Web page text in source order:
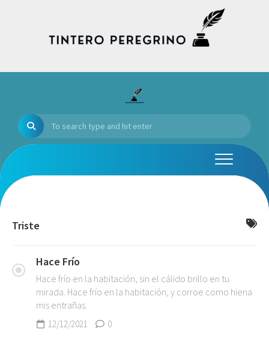
Triste
Hace Frío
Hace frío en la habitación, sin el cálido brillo en tu
mirada. Hace frío en la habitación, y corroe como hiena
mis entrañas.
12/12/2021 0